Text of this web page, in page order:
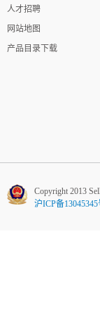
人才招聘
网站地图
产品目录下载
Copyright 2013
沪ICP备13045345